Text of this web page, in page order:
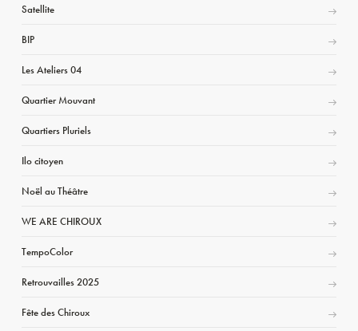
Satellite
BIP
Les Ateliers 04
Quartier Mouvant
Quartiers Pluriels
Ilo citoyen
Noël au Théâtre
WE ARE CHIROUX
TempoColor
Retrouvailles 2025
Fête des Chiroux